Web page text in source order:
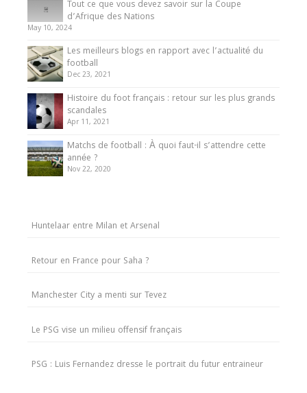
Tout ce que vous devez savoir sur la Coupe
d’Afrique des Nations
May 10, 2024
Les meilleurs blogs en rapport avec l’actualité du
football
Dec 23, 2021
Histoire du foot français : retour sur les plus grands
scandales
Apr 11, 2021
Matchs de football : À quoi faut-il s’attendre cette
année ?
Nov 22, 2020
Huntelaar entre Milan et Arsenal
Retour en France pour Saha ?
Manchester City a menti sur Tevez
Le PSG vise un milieu offensif français
PSG : Luis Fernandez dresse le portrait du futur entraineur